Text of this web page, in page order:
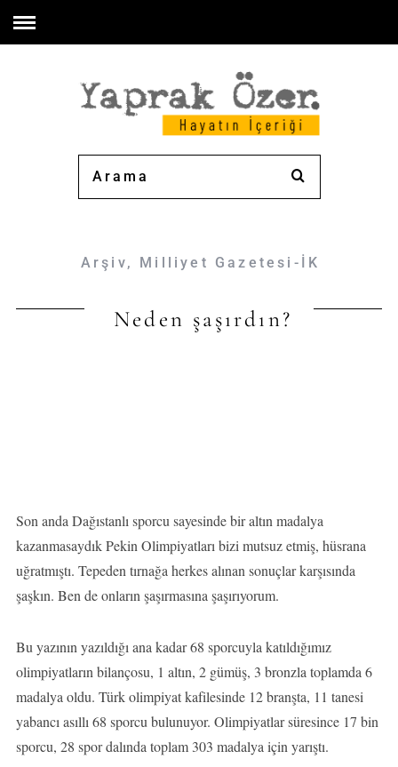
Arşiv, Milliyet Gazetesi-İK
Neden şaşırdın?
Son anda Dağıstanlı sporcu sayesinde bir altın madalya
kazanmasaydık Pekin Olimpiyatları bizi mutsuz etmiş, hüsrana
uğratmıştı. Tepeden tırnağa herkes alınan sonuçlar karşısında
şaşkın. Ben de onların şaşırmasına şaşırıyorum.
Bu yazının yazıldığı ana kadar 68 sporcuyla katıldığımız
olimpiyatların bilançosu, 1 altın, 2 gümüş, 3 bronzla toplamda 6
madalya oldu. Türk olimpiyat kafilesinde 12 branşta, 11 tanesi
yabancı asıllı 68 sporcu bulunuyor. Olimpiyatlar süresince 17 bin
sporcu, 28 spor dalında toplam 303 madalya için yarıştı.